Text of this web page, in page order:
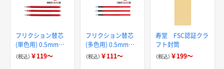
フリクション替芯
(単色用) 0.5mm
パイロット
（税込） ￥119～
フリクション替芯
(多色用) 0.5mm
パイロット
（税込） ￥111～
寿堂 FSC認証クラ
フト封筒
（税込） ￥199～